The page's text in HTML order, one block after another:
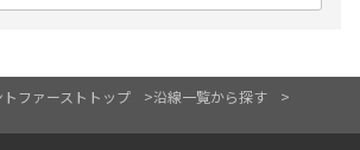
トファーストトップ
沿線一覧から探す